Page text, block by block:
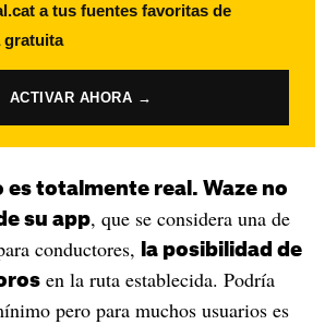
a tus fuentes favoritas de
gratuita
ACTIVAR AHORA →
es totalmente real. Waze no
su app, que se considera una de
conductores,
la posibilidad de
en la ruta establecida. Podría
pero para muchos usuarios es